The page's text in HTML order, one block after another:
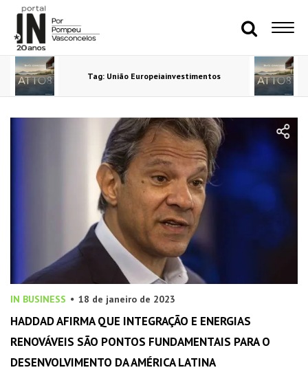
Tag: União Europeiainvestimentos
IN BUSINESS 18 de janeiro de 2023
HADDAD AFIRMA QUE INTEGRAÇÃO E ENERGIAS
RENOVÁVEIS SÃO PONTOS FUNDAMENTAIS PARA O
DESENVOLVIMENTO DA AMÉRICA LATINA